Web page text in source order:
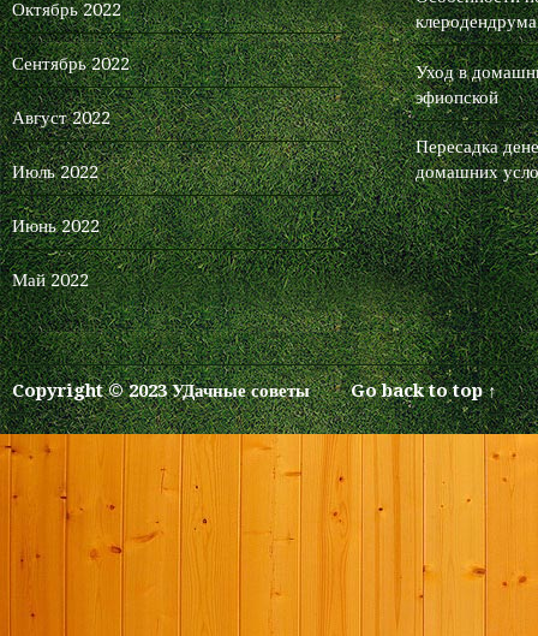
продвижение в десятки раз, а
первые результаты появляются
уже в течение первых 7 дней.
Зарегистрироваться и Начать
продвижение
Октябрь 2022
Сентябрь 2022
Август 2022
Июль 2022
Июнь 2022
Май 2022
Уход в
эфиопской
Пересадка
домашних
Copyright © 2023 УДачные советы Go back to top ↑